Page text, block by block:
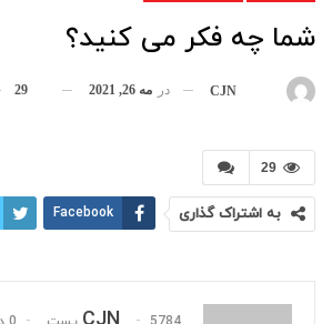
شما چه فکر می کنید؟
CJN در مه 26, 2021 29
29
به اشتراک گذاری Facebook